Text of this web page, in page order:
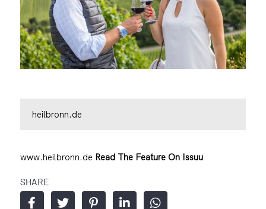
heilbronn.de
www.heilbronn.de Read The Feature On Issuu
SHARE